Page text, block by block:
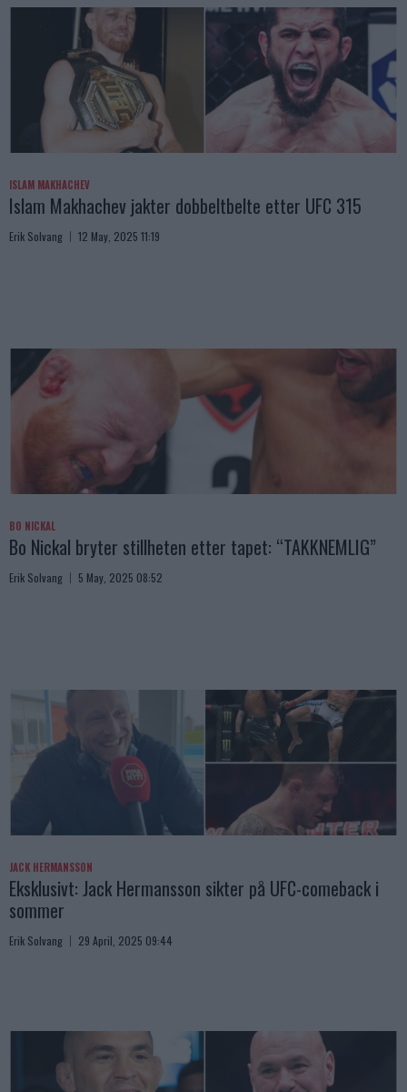
ISLAM MAKHACHEV
Islam Makhachev jakter dobbeltbelte etter UFC 315
Erik Solvang 12 May, 2025 11:19
BO NICKAL
Bo Nickal bryter stillheten etter tapet: “TAKKNEMLIG”
Erik Solvang 5 May, 2025 08:52
JACK HERMANSSON
Eksklusivt: Jack Hermansson sikter på UFC-comeback i
sommer
Erik Solvang 29 April, 2025 09:44